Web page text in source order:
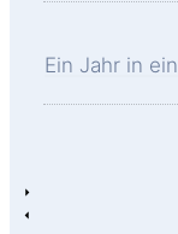
Ein Jahr in